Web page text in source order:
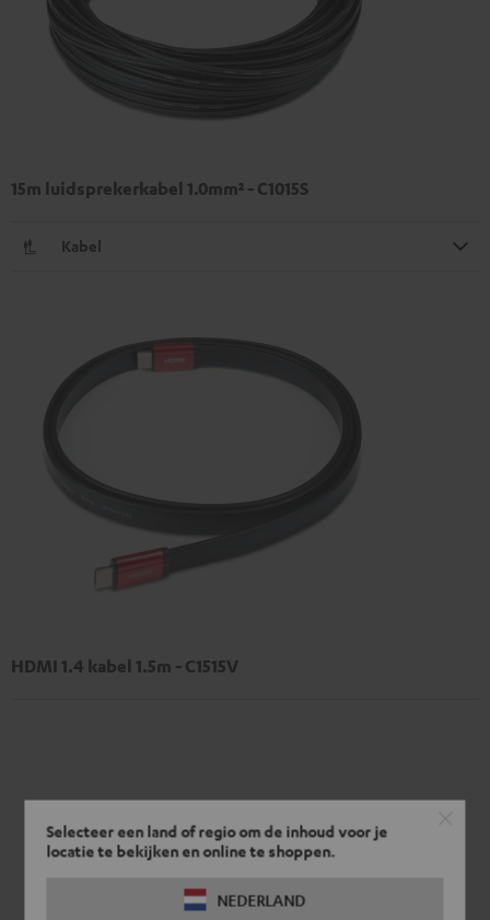
Selecteer een land of regio om de inhoud voor je
locatie te bekijken en online te shoppen.
NEDERLAND
15m luidsprekerkabel 1.0mm² - C1015S
Kabel
HDMI 1.4 kabel 1.5m - C1515V